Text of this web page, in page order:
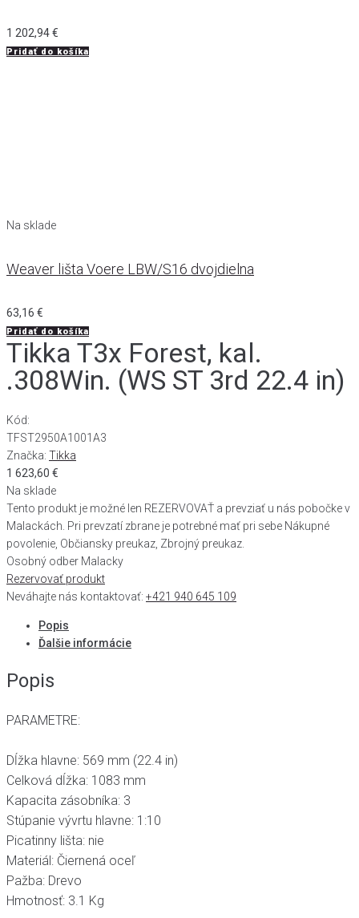
1 202,94€
Pridať do košíka
Na sklade
Weaver lišta Voere LBW/S16 dvojdielna
63,16 €
Pridať do košíka
Tikka T3x Forest, kal.
.308Win. (WS ST 3rd 22.4 in)
Kód:
TFST2950A1001A3
Značka: Tikka
1 623,60 €
Na sklade
Tento produkt je možné len REZERVOVAŤ a prevziať u nás pobočke v
Malackách. Pri prevzatí zbrane je potrebné mať pri sebe Nákupné
povolenie, Občiansky preukaz, Zbrojný preukaz.
Osobný odber Malacky
Rezervovať produkt
Neváhajte nás kontaktovať: +421 940 645 109
Popis
Ďalšie informácie
Popis
PARAMETRE:
Dĺžka hlavne: 569 mm (22.4 in)
Celková dĺžka: 1083 mm
Kapacita zásobníka: 3
Stúpanie vývrtu hlavne: 1:10
Picatinny lišta: nie
Materiál: Čiernená oceľ
Pažba: Drevo
Hmotnosť: 3.1 Kg